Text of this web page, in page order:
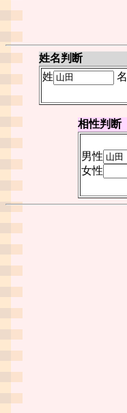
姓名判断
姓
名
相性判断
男性
女性